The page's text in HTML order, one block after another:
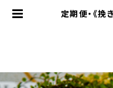
定期便・《挽